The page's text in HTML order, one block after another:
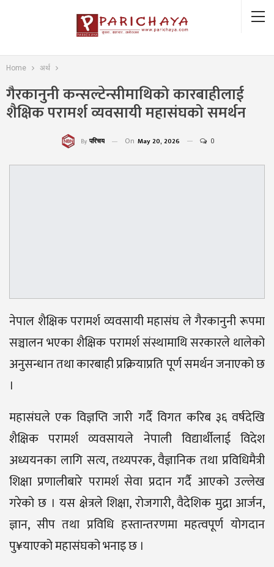
Home अर्थ
गैरकानुनी कन्सल्टेन्सीमाथिको कारबाहीलाई
शैक्षिक परामर्श व्यवसायी महासंघको समर्थन
By परिचय On May 20, 2026 0
नेपाल शैक्षिक परामर्श व्यवसायी महासंघ ले गैरकानुनी रूपमा
सञ्चालन भएका शैक्षिक परामर्श संस्थामाथि सरकारले थालेको
अनुसन्धान तथा कारबाही प्रक्रियाप्रति पूर्ण समर्थन जनाएको छ
।
महासंघले एक विज्ञप्ति जारी गर्दै विगत करिब ३६ वर्षदेखि
शैक्षिक परामर्श व्यवसायले नेपाली विद्यार्थीलाई विदेश
अध्ययनका लागि सत्य, तथ्यपरक, वैज्ञानिक तथा प्रविधिमैत्री
शिक्षा प्रणालीबारे परामर्श सेवा प्रदान गर्दै आएको उल्लेख
गरेको छ । यस क्षेत्रले शिक्षा, रोजगारी, वैदेशिक मुद्रा आर्जन,
ज्ञान, सीप तथा प्रविधि हस्तान्तरणमा महत्वपूर्ण योगदान
पु¥याएको महासंघको भनाइ छ ।